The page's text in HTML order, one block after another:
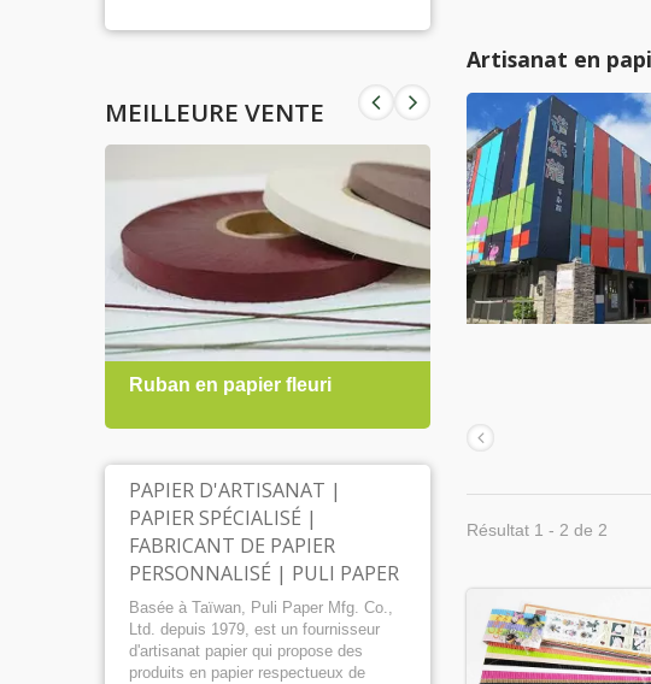
MEILLEURE VENTE
Ruban en papier fleuri
PAPIER D'ARTISANAT |
PAPIER SPÉCIALISÉ |
FABRICANT DE PAPIER
PERSONNALISÉ | PULI PAPER
Basée à Taïwan, Puli Paper Mfg. Co.,
Ltd. depuis 1979, est un fournisseur
d'artisanat papier qui propose des
produits en papier respectueux de
Artisanat en
Résultat 1 - 2 de 2